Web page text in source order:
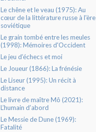
Le chêne et le veau (1975): Au
cœur de la littérature russe à l'ère
soviétique
Le grain tombé entre les meules
(1998): Mémoires d'Occident
Le jeu d’échecs et moi
Le Joueur (1866): La frénésie
Le Liseur (1995): Un récit à
distance
Le livre de maître Mô (2021):
L’humain d’abord
Le Messie de Dune (1969):
Fatalité